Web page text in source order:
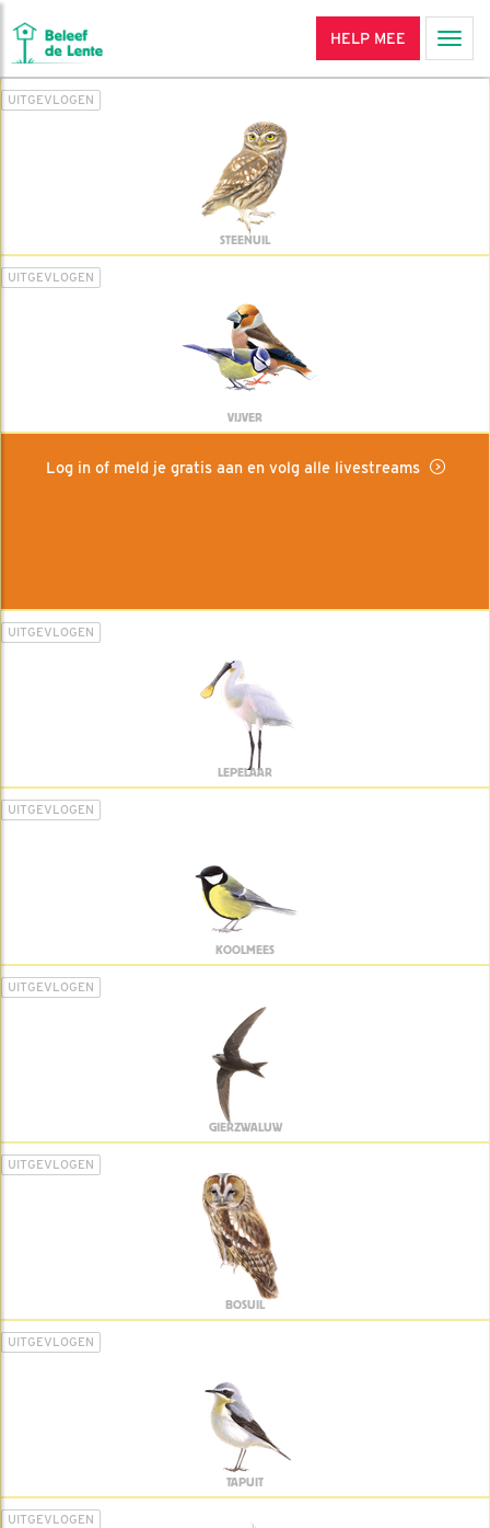
HELP MEE
UITGEVLOGEN
STEENUIL
UITGEVLOGEN
VIJVER
Log in of meld je gratis aan en volg alle livestreams
UITGEVLOGEN
LEPELAAR
UITGEVLOGEN
KOOLMEES
UITGEVLOGEN
GIERZWALUW
UITGEVLOGEN
BOSUIL
UITGEVLOGEN
TAPUIT
UITGEVLOGEN